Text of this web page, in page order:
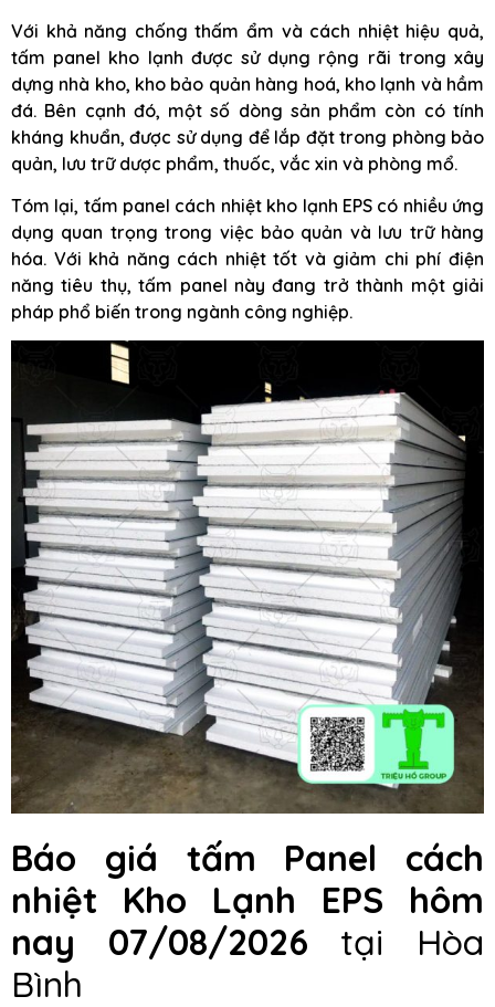
Với khả năng chống thấm ẩm và cách nhiệt hiệu quả,
tấm panel kho lạnh được sử dụng rộng rãi trong xây
dựng nhà kho, kho bảo quản hàng hoá, kho lạnh và hầm
đá. Bên cạnh đó, một số dòng sản phẩm còn có tính
kháng khuẩn, được sử dụng để lắp đặt trong phòng bảo
quản, lưu trữ dược phẩm, thuốc, vắc xin và phòng mổ.
Tóm lại, tấm panel cách nhiệt kho lạnh EPS có nhiều ứng
dụng quan trọng trong việc bảo quản và lưu trữ hàng
hóa. Với khả năng cách nhiệt tốt và giảm chi phí điện
năng tiêu thụ, tấm panel này đang trở thành một giải
pháp phổ biến trong ngành công nghiệp.
Báo giá tấm Panel cách
nhiệt Kho Lạnh EPS hôm
nay 07/08/2026 tại Hòa
Bình